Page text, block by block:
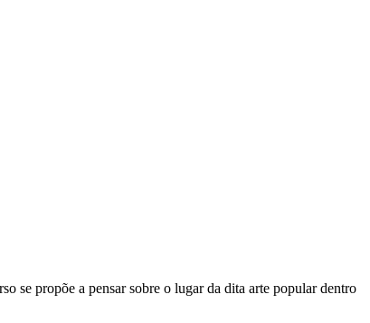
se propõe a pensar sobre o lugar da dita arte popular dentro